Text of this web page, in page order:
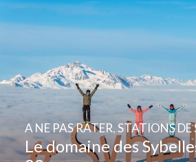
Le domaine des
A NE PAS RATER,STATIONS DE